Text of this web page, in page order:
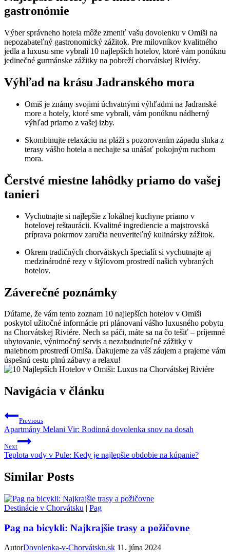
gastronómie
Výber správneho hotela môže zmeniť vašu dovolenku v Omiši na
nepozabateľný gastronomický zážitok. Pre milovníkov kvalitného
jedla a luxusu sme vybrali 10 najlepších hotelov, ktoré vám ponúknu
jedinečné gurmánske zážitky na pobreží chorvátskej Riviéry.
Výhľad na krásu Jadranského mora
Omiš je známy svojimi úchvatnými výhľadmi na Jadranské
more a hotely, ktoré sme vybrali, vám ponúknu nádherný
výhľad priamo z vašej izby.
Skombinujte relaxáciu na pláži s pozorovaním západu slnka z
terasy vášho hotela a nechajte sa unášať pokojným ruchom
mora.
Čerstvé miestne lahôdky priamo do vašej
tanieri
Vychutnajte si najlepšie z lokálnej kuchyne priamo v
hotelovej reštaurácii. Kvalitné ingrediencie a majstrovská
príprava pokrmov zaručia neuveriteľný kulinársky zážitok.
Okrem tradičných chorvátskych špecialít si vychutnajte aj
medzinárodné rezy v štýlovom prostredí našich vybraných
hotelov.
Záverečné poznámky
Dúfame, že vám tento zoznam 10 najlepších hotelov v Omiši
poskytol užitočné informácie pri plánovaní vášho luxusného pobytu
na Chorvátskej Riviére. Nech sa páči, máte sa na čo tešiť – príjemné
ubytovanie, výnimočný servis a nezabudnuteľné zážitky v
malebnom prostredí Omiša. Ďakujeme za váš záujem a prajeme vám
úspešnú cestu plnú zábavy a relaxu!
Navigácia v článku
Previous
Apartmány Melani Vir: Rodinná dovolenka snov na dosah
Next
Teplota vody v Pule: Kedy je najlepšie obdobie na kúpanie?
Similar Posts
Destinácie v Chorvátsku | Pag
Pag na bicykli: Najkrajšie trasy a požičovne
AutorDovolenka-v-Chorvátsku.sk 11. júna 2024